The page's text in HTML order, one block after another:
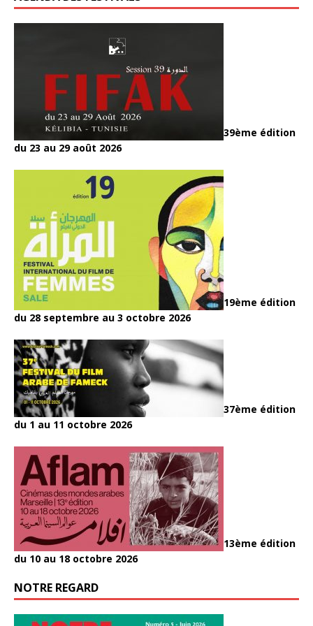
39ème édition
du 23 au 29 août 2026
19ème édition
du 28 septembre au 3 octobre 2026
37ème édition
du 1 au 11 octobre 2026
13ème édition
du 10 au 18 octobre 2026
NOTRE REGARD